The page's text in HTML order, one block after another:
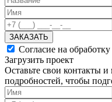
ЗАКАЗАТЬ
Согласие на
Загрузить проект
Оставьте свои контакты
подробностей, чтобы